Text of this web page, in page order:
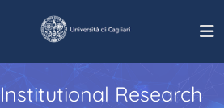
Institutional Research